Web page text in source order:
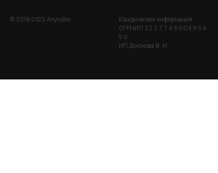
© 2018-2025 Anycubic
Юридическая информация
ОГРНИП 3 2 2 7 7 4 6 0 0 4 9 5 4
9 0
ИП Донскова В. И.